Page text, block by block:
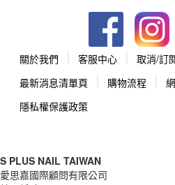
關於我們 客服中心
取消/訂
最新消息清單頁
購物流程
隱私權保護政策
S PLUS NAIL TAIWAN
愛思嘉國際顧問有限公司